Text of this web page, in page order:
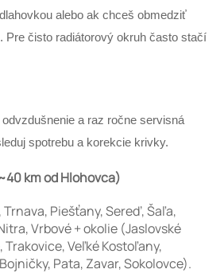
alebo ak chceš obmedziť
Pre čisto radiátorový okruh často stačí
odvzdušnenie a raz ročne servisná
spotrebu a korekcie krivky.
km od Hlohovca)
Piešťany, Sereď, Šaľa,
Vrbové + okolie (Jaslovské
Veľké Kostoľany,
Pata, Zavar, Sokolovce).